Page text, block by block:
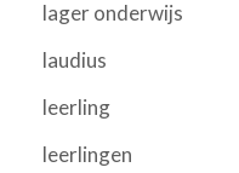
lager onderwijs
laudius
leerling
leerlingen